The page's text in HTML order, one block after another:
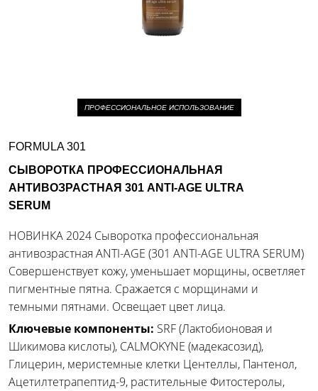
ПРОФЕССИОНАЛЬНОЕ ИСПОЛЬЗОВАНИЕ
FORMULA 301
СЫВОРОТКА ПРОФЕССИОНАЛЬНАЯ
АНТИВОЗРАСТНАЯ 301 ANTI-AGE ULTRA
SERUM
НОВИНКА 2024 Сыворотка профессиональная
антивозрастная ANTI-AGE (301 ANTI-AGE ULTRA SERUM)
Совершенствует кожу, уменьшает морщины, осветляет
пигментные пятна. Сражается с морщинами и
темными пятнами. Освещает цвет лица.
Ключевые компоненты: SRF (Лактобионовая и
Шикимова кислоты), CALMOKYNE (мадекасозид),
Глицерин, меристемные клетки Центеллы, Пантенол,
Ацетилтетрапептид-9, растительные Фитостеролы,